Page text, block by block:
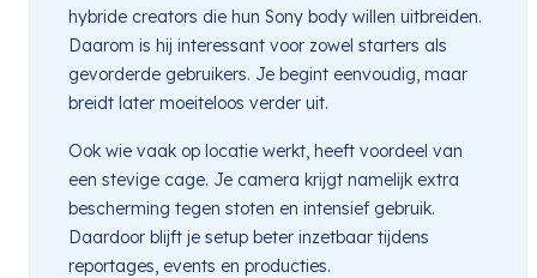
hybride creators die hun Sony body willen uitbreiden.
Daarom is hij interessant voor zowel starters als
gevorderde gebruikers. Je begint eenvoudig, maar
breidt later moeiteloos verder uit.
Ook wie vaak op locatie werkt, heeft voordeel van
een stevige cage. Je camera krijgt namelijk extra
bescherming tegen stoten en intensief gebruik.
Daardoor blijft je setup beter inzetbaar tijdens
reportages, events en producties.